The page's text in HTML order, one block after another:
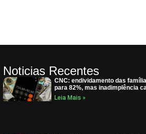
Noticias Recentes
CNC: endividamento das
para 82%, mas inadimplência
Leia Mais »